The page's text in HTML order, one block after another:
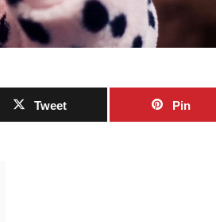
Tweet Pin